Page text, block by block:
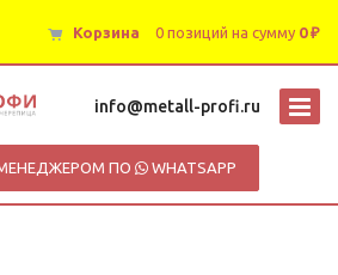
Корзина 0 позиций на сумму 0 ₽
info@metall-profi.ru
ПО WHATSAPP